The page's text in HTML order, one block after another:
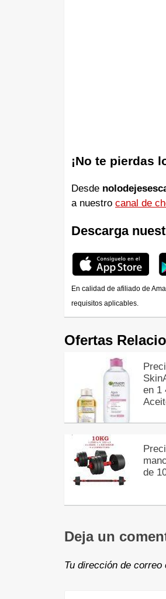
¡No te pierdas
Desde
a nuestro canal de
Descarga
En calidad de afiliado de
requisitos aplicables.
Ofertas
en 1
de
Deja un
Tu dirección de